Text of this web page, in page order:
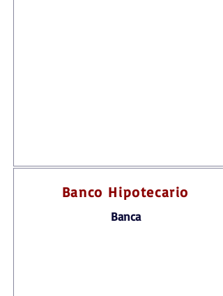
Banco Hipotecario
Banca